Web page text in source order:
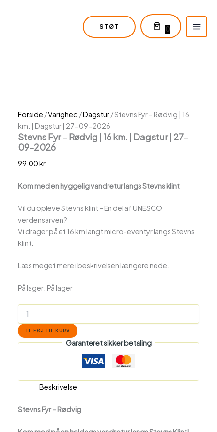
STØT 0
Forside /Varighed /Dagstur/ Stevns Fyr – Rødvig | 16
km. | Dagstur | 27-09-2026
Stevns Fyr – Rødvig | 16 km. | Dagstur | 27-
09-2026
99,00kr.
Kom med en hyggelig vandretur langs Stevns klint
Vil du opleve Stevns klint – En del af UNESCO
verdensarven?
Vi drager på et 16 km langt micro-eventyr langs Stevns
klint.
Læs meget mere i beskrivelsen længere nede.
På lager: På lager
09-
2026
antal
TILFØJ TIL KURV
Garanteret sikker betaling
Beskrivelse
Stevns Fyr – Rødvig
vare
har
flere
varesiden
vare
har
flere
varesiden